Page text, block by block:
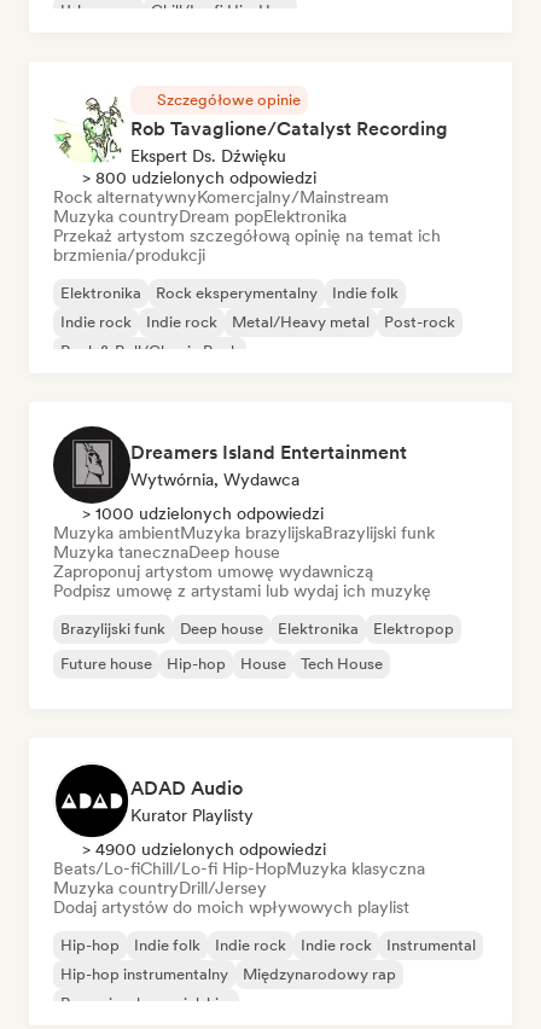
Urban pop
Chill/Lo-fi Hip-Hop
Szczegółowe opinie
Rob Tavaglione/Catalyst Recording
Ekspert Ds. Dźwięku
> 800 udzielonych odpowiedzi
Rock alternatywnyKomercjalny/Mainstream
Muzyka countryDream popElektronika
Przekaż artystom szczegółową opinię na temat ich
brzmienia/produkcji
Elektronika Rock eksperymentalny
Indie folk
Indie rock
Indie rock Metal/Heavy metal
Post-rock
Rock & Roll/Classic Rock
Dreamers Island Entertainment
Wytwórnia, Wydawca
> 1000 udzielonych odpowiedzi
Muzyka ambientMuzyka brazylijskaBrazylijski funk
Muzyka tanecznaDeep house
Zaproponuj artystom umowę wydawniczą
Podpisz umowę z artystami lub wydaj ich muzykę
Brazylijski funk Deep house Elektronika
Elektropop
Future house
Hip-hop House Tech House
ADAD Audio
Kurator Playlisty
> 4900 udzielonych odpowiedzi
Beats/Lo-fiChill/Lo-fi Hip-HopMuzyka klasyczna
Muzyka countryDrill/Jersey
Dodaj artystów do moich wpływowych playlist
Hip-hop Indie folk Indie rock Indie rock
Instrumental
Hip-hop instrumentalny
Międzynarodowy rap
Rap w języku angielskim